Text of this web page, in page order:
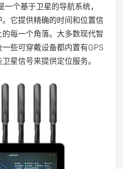
个基于卫星的导航系统，
它提供精确的时间和位置信
每一个角落。大多数现代智
些可穿戴设备都内置有GPS
星信号来提供定位服务。